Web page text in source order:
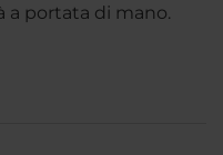
a portata di mano.